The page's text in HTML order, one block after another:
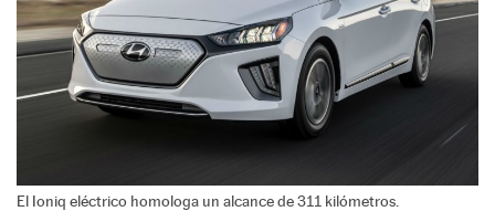
El Ioniq eléctrico homologa un alcance de 311 kilómetros.